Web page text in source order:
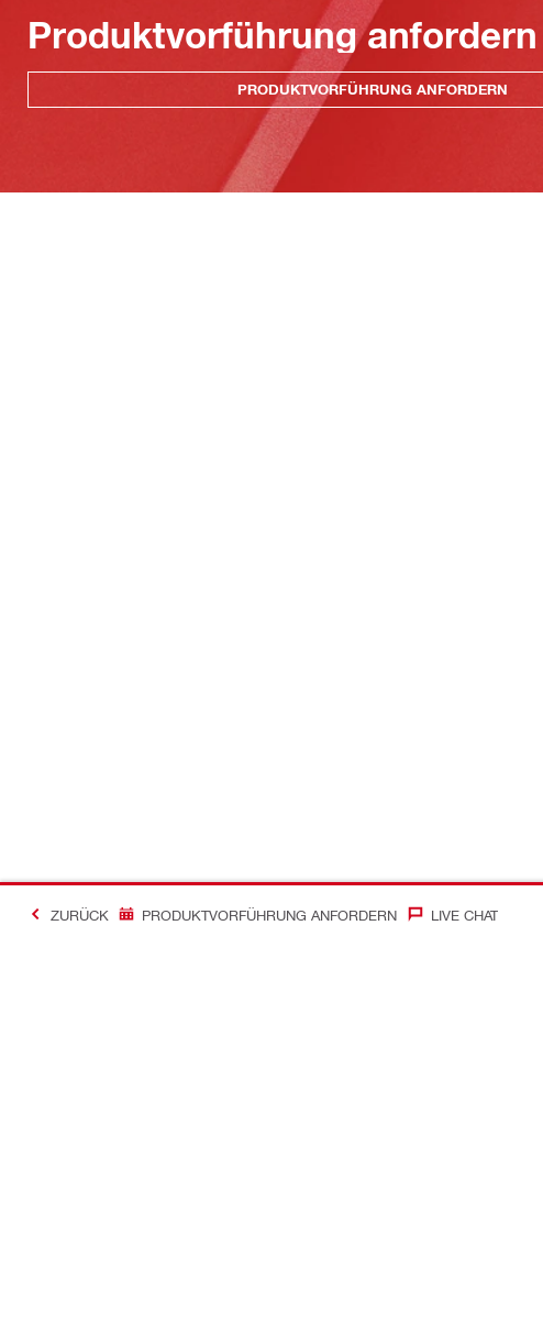
Produktvorführung anfordern
PRODUKTVORFÜHRUNG ANFORDERN
ZURÜCK PRODUKTVORFÜHRUNG ANFORDERN LIVE CHAT